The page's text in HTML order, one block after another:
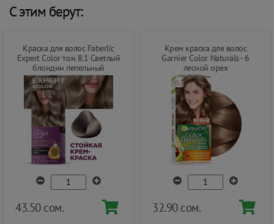
С этим берут:
Краска для волос Faberlic
Expert Color тон 8.1 Светлый
блондин пепельный
43.50 сом.
Крем краска для волос
Garnier Color Naturals - 6
лесной орех
32.90 сом.